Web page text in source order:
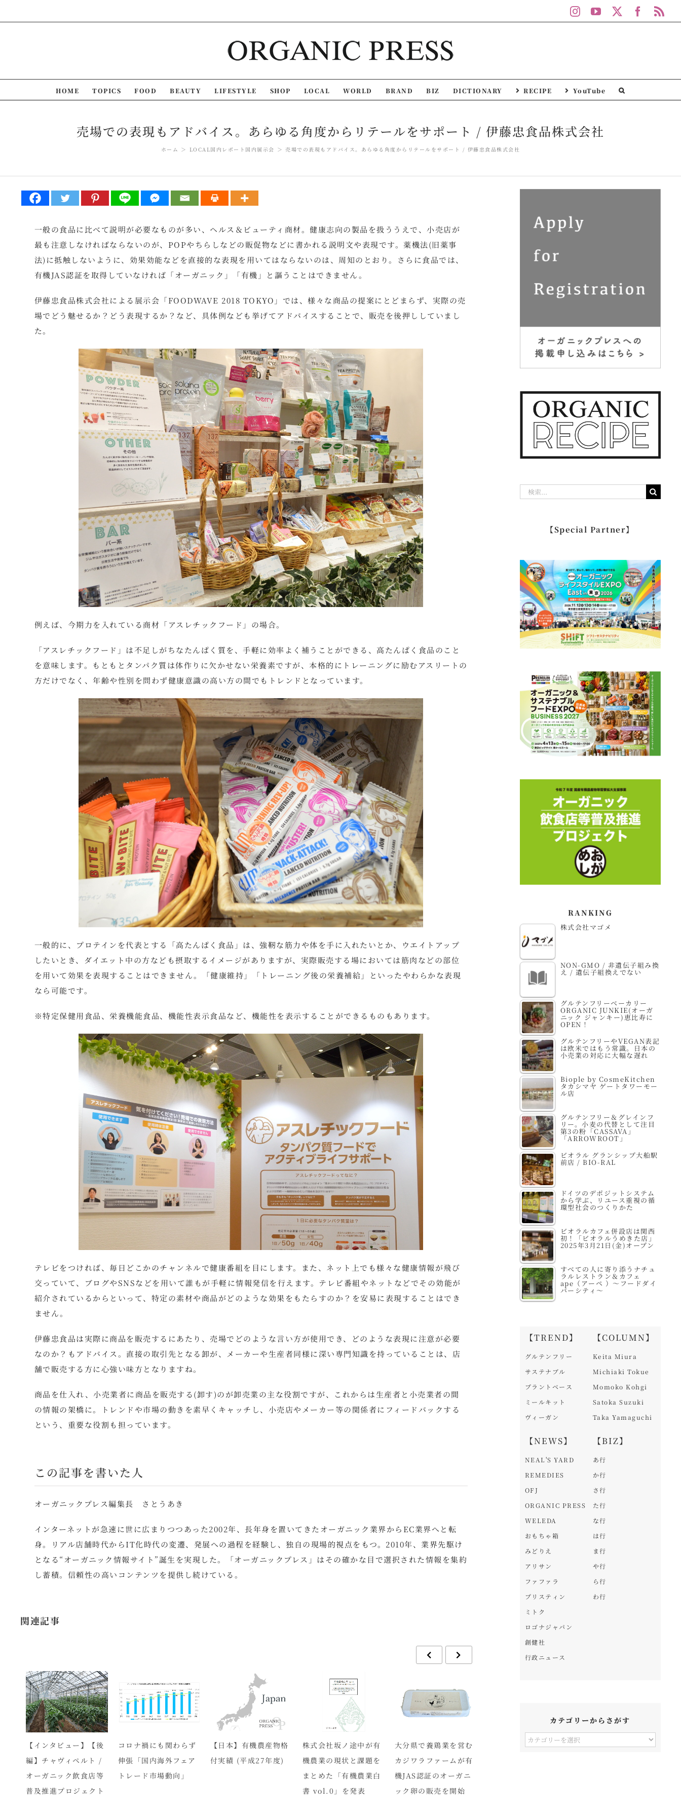
to
InstagramYouTube
HOME TOPICS FOOD BEAUTY LIFESTYLE SHOP LOCAL WORLD BRAND BIZ DICTIONARY RECIPE YouTube
売場での表現もアドバイス。あらゆる角度からリテールをサポート / 伊藤忠食品株式会社
ホーム LOCAL国内レポート 国内展示会 売場での表現もアドバイス。あらゆる角度からリテールをサポート / 伊藤忠食品株式会社
一般の食品に比べて説明が必要なものが多い、ヘルス＆ビューティ商材。健康志向の製品を扱ううえで、小売店が
最も注意しなければならないのが、POPやちらしなどの販促物などに書かれる説明文や表現です。薬機法(旧薬事
法)に抵触しないように、効果効能などを直接的な表現を用いてはならないのは、周知のとおり。さらに食品では、
有機JAS認証を取得していなければ「オーガニック」「有機」と謳うことはできません。
伊藤忠食品株式会社による展示会「FOODWAVE 2018 TOKYO」では、様々な商品の提案にとどまらず、実際の売
場でどう魅せるか？どう表現するか？など、具体例なども挙げてアドバイスすることで、販売を後押ししていまし
た。
例えば、今期力を入れている商材「アスレチックフード」の場合。
「アスレチックフード」は不足しがちなたんぱく質を、手軽に効率よく補うことができる、高たんぱく食品のこと
を意味します。もともとタンパク質は体作りに欠かせない栄養素ですが、本格的にトレーニングに励むアスリートの
方だけでなく、年齢や性別を問わず健康意識の高い方の間でもトレンドとなっています。
一般的に、プロテインを代表とする「高たんぱく食品」は、強靭な筋力や体を手に入れたいとか、ウエイトアップ
したいとき、ダイエット中の方なども摂取するイメージがありますが、実際販売する場においては筋肉などの部位
を用いて効果を表現することはできません。「健康維持」「トレーニング後の栄養補給」といったやわらかな表現
なら可能です。
※特定保健用食品、栄養機能食品、機能性表示食品など、機能性を表示することができるものもあります。
テレビをつければ、毎日どこかのチャンネルで健康番組を目にします。また、ネット上でも様々な健康情報が飛び
交っていて、ブログやSNSなどを用いて誰もが手軽に情報発信を行えます。テレビ番組やネットなどでその効能が
紹介されているからといって、特定の素材や商品がどのような効果をもたらすのか？を安易に表現することはでき
ません。
伊藤忠食品は実際に商品を販売するにあたり、売場でどのような言い方が使用でき、どのような表現に注意が必要
なのか？もアドバイス。直接の取引先となる卸が、メーカーや生産者同様に深い専門知識を持っていることは、店
舗で販売する方に心強い味方となりますね。
商品を仕入れ、小売業者に商品を販売する(卸す)のが卸売業の主な役割ですが、これからは生産者と小売業者の間
の情報の架橋に。トレンドや市場の動きを素早くキャッチし、小売店やメーカー等の関係者にフィードバックする
という、重要な役割も担っています。
この記事を書いた人
オーガニックプレス編集長 さとうあき
インターネットが急速に世に広まりつつあった2002年、長年身を置いてきたオーガニック業界からEC業界へと転
身。リアル店舗時代からIT化時代の変遷、発展への過程を経験し、独自の現場的視点をもつ。2010年、業界先駆け
となる“オーガニック情報サイト”誕生を実現した。「オーガニックプレス」はその確かな目で選択された情報を集約
し蓄積。信頼性の高いコンテンツを提供し続けている。
関連記事
【インタビュー】【後
編】チャヴィペルト /
オーガニック飲食店等
普及推進プロジェクト
コロナ禍にも関わらず
伸張「国内海外フェア
トレード市場動向」
【日本】有機農産物格
付実績 (平成27年度)
株式会社坂ノ途中が有
機農業の現状と課題を
まとめた「有機農業白
書 vol.0」を発表
大分県で養鶏業を営む
カジワラファームが有
機JAS認証のオーガニ
ック卵の販売を開始
【北海道】オーガニッ
【インタビュー】【後
【Special Partner】
RANKING
株式会社マゴメ
NON-GMO / 非遺伝子組み換
え / 遺伝子組換えでない
グルテンフリーベーカリー
ORGANIC JUNKIE(オーガ
ニック ジャンキー)恵比寿に
OPEN！
グルテンフリーやVEGAN表記
は欧米ではもう常識。日本の
小売業の対応に大幅な遅れ
Biople by CosmeKitchen
タカシマヤ ゲートタワーモー
ル店
グルテンフリー＆グレインフ
リー。小麦の代替として注目
第3の粉「CASSAVA」
「ARROWROOT」
ビオラル グランシップ大船駅
前店 / BIO-RAL
ドイツのデポジットシステム
から学ぶ、リユース重視の循
環型社会のつくりかた
ビオラルカフェ併設店は関西
初！「ビオラルうめきた店」
2025年3月21日(金)オープン
すべての人に寄り添うナチュ
ラルレストラン＆カフェ
ape（アーペ ）～フードダイ
バーシティ～
【TREND】
グルテンフリー
サステナブル
プラントベース
ミールキット
ヴィーガン
【NEWS】
NEAL'S YARD
REMEDIES
OFJ
ORGANIC PRESS
WELEDA
おもちゃ箱
みどりえ
アリサン
ファファラ
プリスティン
ミトク
ロゴナジャパン
創健社
行政ニュース
【COLUMN】
Keita Miura
Michiaki Tokue
Momoko Kohgi
Satoka Suzuki
Taka Yamaguchi
【BIZ】
あ行
か行
さ行
た行
な行
は行
ま行
や行
ら行
わ行
カテゴリーからさがす
カ